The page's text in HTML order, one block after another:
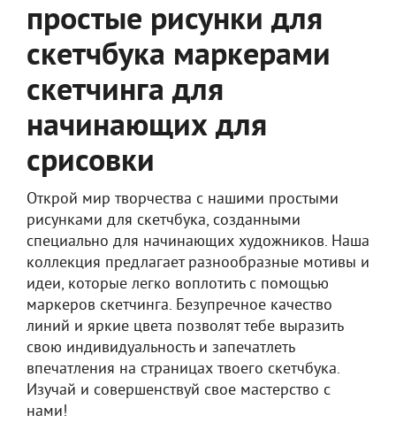
простые рисунки для
скетчбука маркерами
скетчинга для
начинающих для
срисовки
Открой мир творчества с нашими простыми
рисунками для скетчбука, созданными
специально для начинающих художников. Наша
коллекция предлагает разнообразные мотивы и
идеи, которые легко воплотить с помощью
маркеров скетчинга. Безупречное качество
линий и яркие цвета позволят тебе выразить
свою индивидуальность и запечатлеть
впечатления на страницах твоего скетчбука.
Изучай и совершенствуй свое мастерство с
нами!